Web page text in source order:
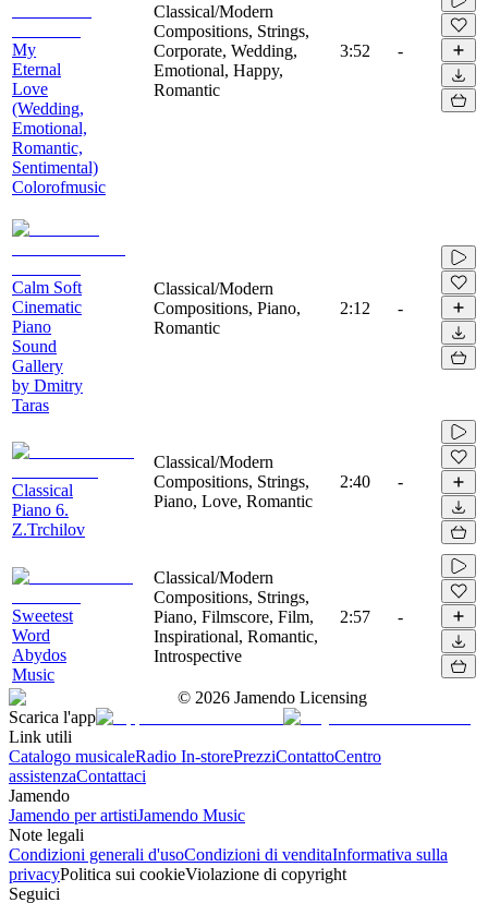
My
Eternal
Love
(Wedding,
Emotional,
Romantic,
Sentimental)
Colorofmusic
Classical/Modern
Compositions, Strings,
Corporate, Wedding,
Emotional, Happy,
Romantic
3:52 -
Calm Soft
Cinematic
Piano
Sound
Gallery
by Dmitry
Taras
Classical/Modern
Compositions, Piano,
Romantic
2:12 -
Classical
Piano 6.
Z.Trchilov
Classical/Modern
Compositions, Strings,
Piano, Love, Romantic
2:40 -
Sweetest
Word
Abydos
Music
Classical/Modern
Compositions, Strings,
Piano, Filmscore, Film,
Inspirational, Romantic,
Introspective
2:57 -
© 2026 Jamendo Licensing
Scarica l'app
Link utili
Catalogo musicaleRadio In-storePrezziContattoCentro
assistenzaContattaci
Jamendo
Jamendo per artistiJamendo Music
Note legali
Condizioni generali d'usoCondizioni di venditaInformativa sulla
privacyPolitica sui cookieViolazione di copyright
Seguici